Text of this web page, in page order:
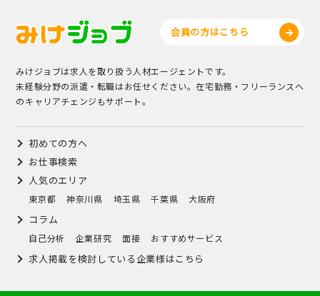
会員の方はこちら
みけジョブは求人を取り扱う人材エージェントです。
未経験分野の派遣・転職はお任せください。在宅勤務・フリーランスへ
のキャリアチェンジもサポート。
初めての方へ
お仕事検索
人気のエリア
東京都 神奈川県 埼玉県 千葉県 大阪府
コラム
自己分析 企業研究 面接 おすすめサービス
求人掲載を検討している企業様はこちら